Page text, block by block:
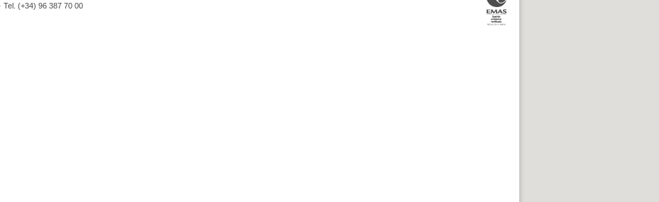
Tel. (+34) 96 387 70 00